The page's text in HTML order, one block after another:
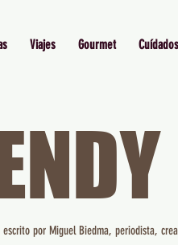
Viajes Gourmet Cuídados
por Miguel Biedma, periodista,